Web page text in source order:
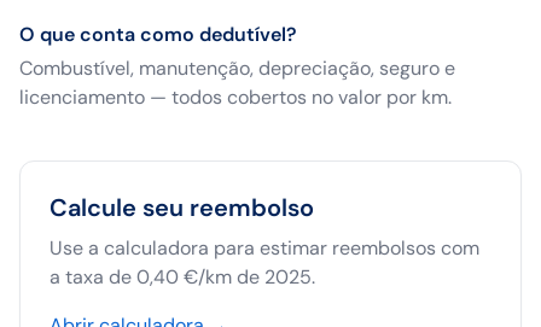
O que conta como dedutível?
Combustível, manutenção, depreciação, seguro e
licenciamento — todos cobertos no valor por km.
Calcule seu reembolso
Use a calculadora para estimar reembolsos com
a taxa de 0,40 €/km de 2025.